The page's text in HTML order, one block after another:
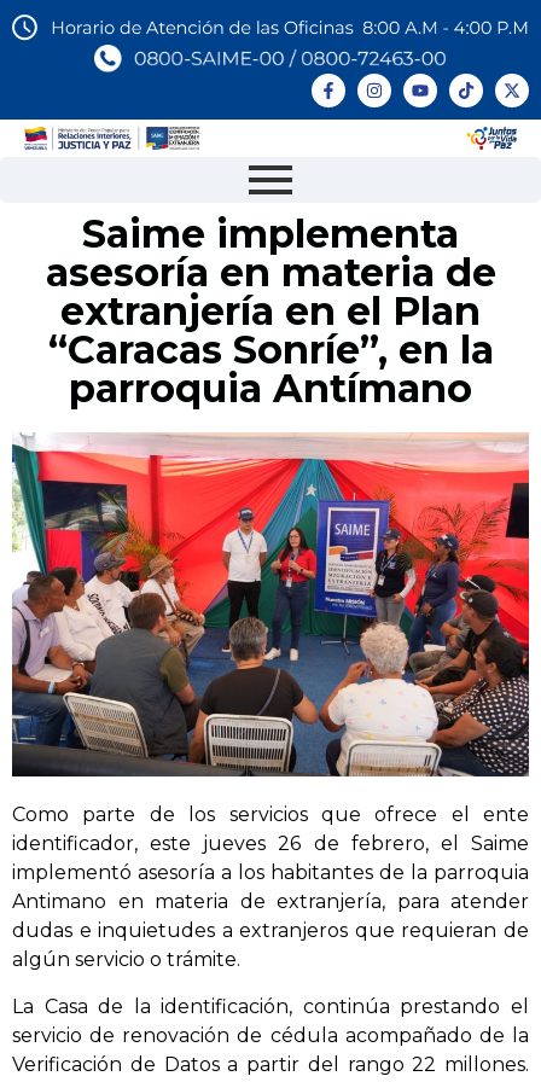
Saime implementa
asesoría en materia de
extranjería en el Plan
“Caracas Sonríe”, en la
parroquia Antímano
Como parte de los servicios que ofrece el ente
identificador, este jueves 26 de febrero, el Saime
implementó asesoría a los habitantes de la parroquia
Antimano en materia de extranjería, para atender
dudas e inquietudes a extranjeros que requieran de
algún servicio o trámite.
La Casa de la identificación, continúa prestando el
servicio de renovación de cédula acompañado de la
Verificación de Datos a partir del rango 22 millones.